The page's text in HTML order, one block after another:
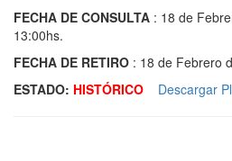
FECHA DE CONSULTA : 18 de
13:00hs.
FECHA DE RETIRO : 18 de Febrero
ESTADO: HISTÓRICO Descargar